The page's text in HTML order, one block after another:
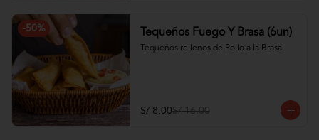
-50% Tequeños Fuego Y Brasa (6un)
Tequeños rellenos de Pollo a la Brasa
S/ 8.00S/ 16.00